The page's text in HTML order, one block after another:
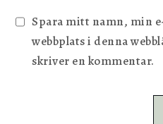
Spara mitt namn, min
webbplats i denna
skriver en kommentar.